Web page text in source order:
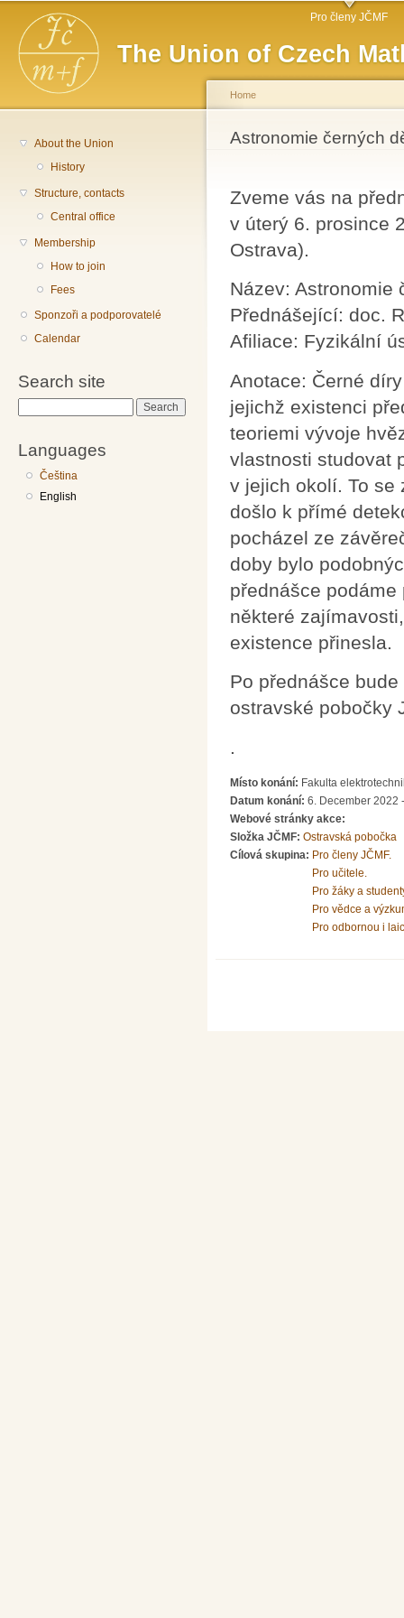
The Union of Czech
Main menu Pro členy JČMF
About the Union
History
Structure, contacts
Central office
Membership
How to join
Fees
Sponzoři a podporovatelé
Calendar
Search site
Languages
Čeština
English
You are here
Home
Astronomie černých
Zveme vás na
v úterý 6. prosince
Ostrava).
Název: Astronomie
Přednášející: doc.
Afiliace: Fyzikální
Anotace: Černé
jejichž existenci
teoriemi vývoje
vlastnosti studovat
v jejich okolí. To se
došlo k přímé
pocházel ze
doby bylo
přednášce
některé
existence přinesla.
Po přednášce
ostravské pobočky
.
Místo konání: Fakulta
Datum konání: 6. December 2022
Webové stránky akce:
Složka JČMF: Ostravská pobočka
Cílová skupina: Pro členy JČMF.
Pro učitele.
Pro žáky a
Pro vědce a
Pro odbornou i